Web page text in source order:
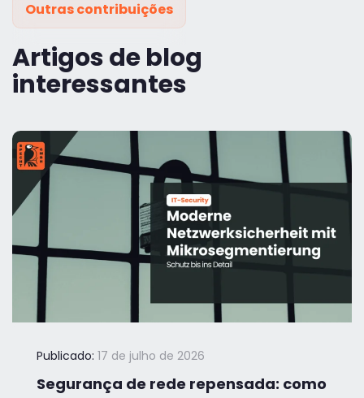
Outras contribuições
Artigos de blog
interessantes
Publicado: 17 de julho de 2026
Segurança de rede repensada: como